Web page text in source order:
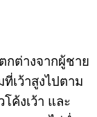
กต่างจากผู้ชาย
เว้าสูงไปตาม
ค้งเว้า และ